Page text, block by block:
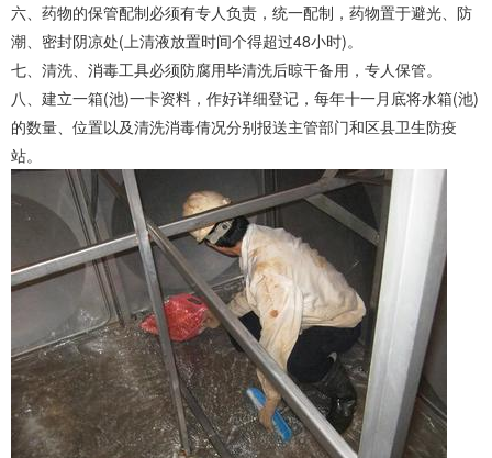
六、药物的保管配制必须有专人负责，统一配制，药物置于避光、防
潮、密封阴凉处(上清液放置时间个得超过48小时)。
七、清洗、消毒工具必须防腐用毕清洗后晾干备用，专人保管。
八、建立一箱(池)一卡资料，作好详细登记，每年十一月底将水箱(池)
的数量、位置以及清洗消毒倩况分别报送主管部门和区县卫生防疫
站。